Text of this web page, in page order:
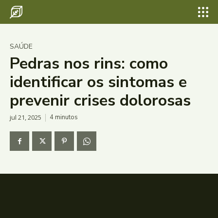
SAÚDE
Pedras nos rins: como
identificar os sintomas e
prevenir crises dolorosas
jul 21, 2025 4minutos